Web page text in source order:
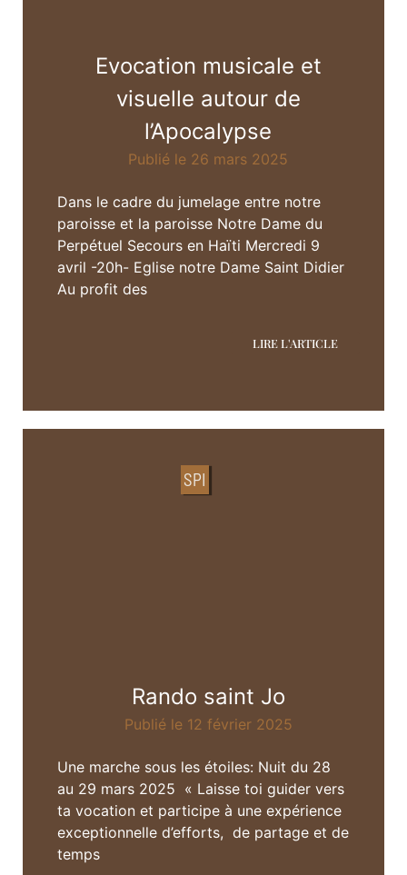
Evocation musicale et
visuelle autour de
l’Apocalypse
Publié le 26 mars 2025
Dans le cadre du jumelage entre notre
paroisse et la paroisse Notre Dame du
Perpétuel Secours en Haïti Mercredi 9
avril -20h- Eglise notre Dame Saint Didier
Au profit des
LIRE L'ARTICLE
SPI
Rando saint Jo
Publié le 12 février 2025
Une marche sous les étoiles: Nuit du 28
au 29 mars 2025 « Laisse toi guider vers
ta vocation et participe à une expérience
exceptionnelle d’efforts, de partage et de
temps